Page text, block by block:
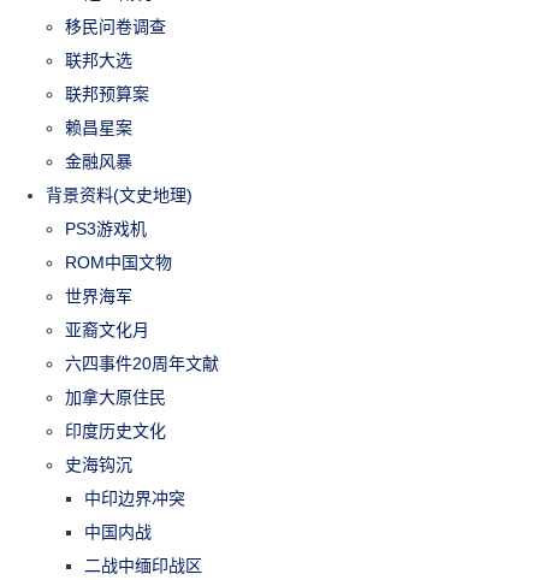
移民问卷调查
联邦大选
联邦预算案
赖昌星案
金融风暴
背景资料(文史地理)
PS3游戏机
ROM中国文物
世界海军
亚裔文化月
六四事件20周年文献
加拿大原住民
印度历史文化
史海钩沉
中印边界冲突
中国内战
二战中缅印战区